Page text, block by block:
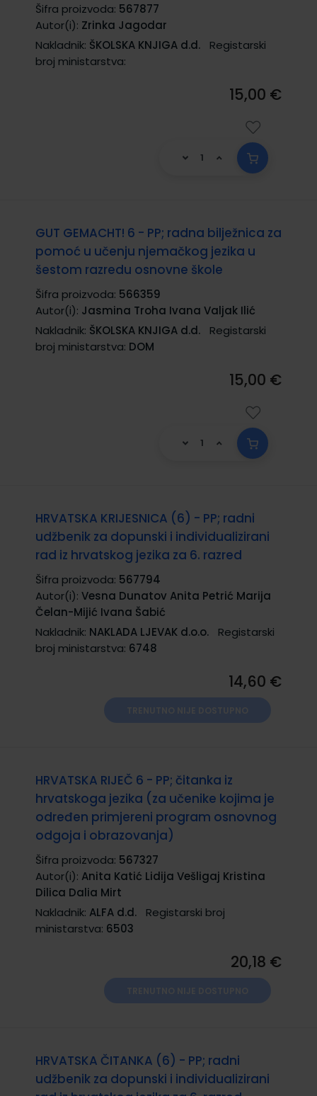
Šifra proizvoda: 567877
Autor(i): Zrinka Jagodar
Nakladnik: ŠKOLSKA KNJIGA d.d.
Registarski
broj ministarstva:
15,00 €
GUT GEMACHT! 6 - PP; radna bilježnica za
pomoć u učenju njemačkog jezika u
šestom razredu osnovne škole
Šifra proizvoda: 566359
Autor(i): Jasmina Troha Ivana Valjak Ilić
Nakladnik: ŠKOLSKA KNJIGA d.d.
Registarski
broj ministarstva: DOM
15,00 €
HRVATSKA KRIJESNICA (6) - PP; radni
udžbenik za dopunski i individualizirani
rad iz hrvatskog jezika za 6. razred
Šifra proizvoda: 567794
Autor(i): Vesna Dunatov Anita Petrić Marija
Čelan-Mijić Ivana Šabić
Nakladnik: NAKLADA LJEVAK d.o.o.
Registarski
broj ministarstva: 6748
14,60 €
HRVATSKA RIJEČ 6 - PP; čitanka iz
hrvatskoga jezika (za učenike kojima je
određen primjereni program osnovnog
odgoja i obrazovanja)
Šifra proizvoda: 567327
Autor(i): Anita Katić Lidija Vešligaj Kristina
Dilica Dalia Mirt
Nakladnik: ALFA d.d.
Registarski broj
ministarstva: 6503
20,18 €
HRVATSKA ČITANKA (6) - PP; radni
udžbenik za dopunski i individualizirani